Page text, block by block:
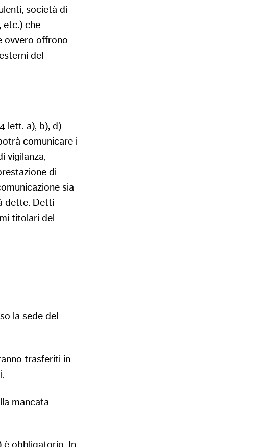
società di
etc.) che
ovvero offrono
del
lett. a), b), d)
comunicare i
vigilanza,
di
sia
dette. Detti
titolari del
la sede del
trasferiti in
mancata
è obbligatorio. In